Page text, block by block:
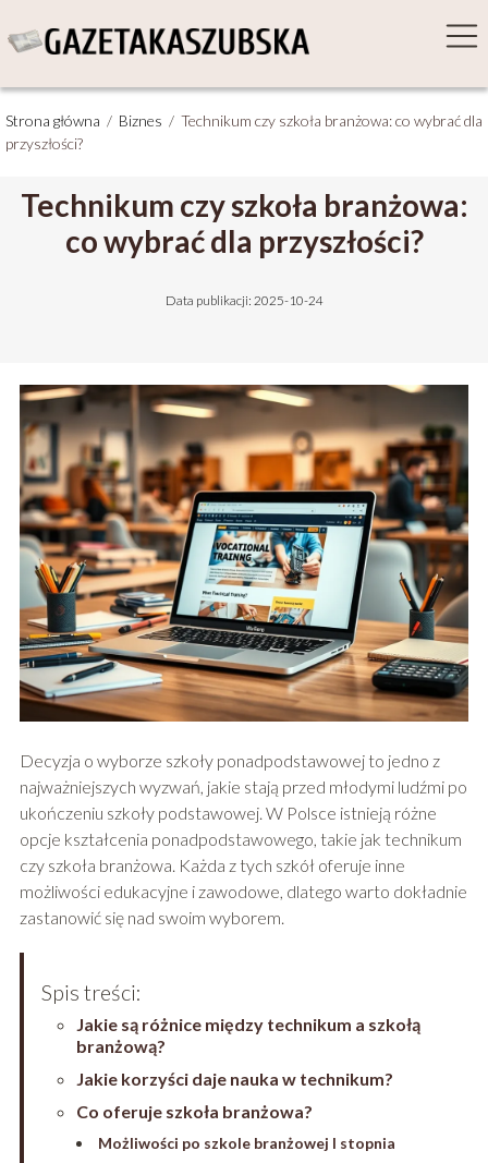
Strona główna / Biznes / Technikum czy szkoła branżowa: co wybrać dla
przyszłości?
Technikum czy szkoła branżowa:
co wybrać dla przyszłości?
Data publikacji: 2025-10-24
Decyzja o wyborze szkoły ponadpodstawowej to jedno z
najważniejszych wyzwań, jakie stają przed młodymi ludźmi po
ukończeniu szkoły podstawowej. W Polsce istnieją różne
opcje kształcenia ponadpodstawowego, takie jak technikum
czy szkoła branżowa. Każda z tych szkół oferuje inne
możliwości edukacyjne i zawodowe, dlatego warto dokładnie
zastanowić się nad swoim wyborem.
Spis treści:
Jakie są różnice między technikum a szkołą
branżową?
Jakie korzyści daje nauka w technikum?
Co oferuje szkoła branżowa?
Możliwości po szkole branżowej I stopnia